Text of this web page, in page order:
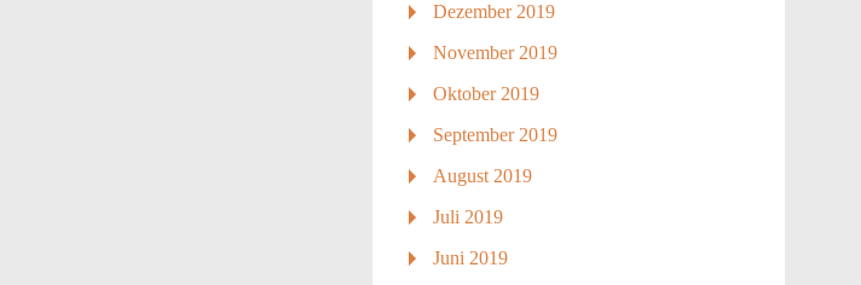
Dezember 2019
November 2019
Oktober 2019
September 2019
August 2019
Juli 2019
Juni 2019